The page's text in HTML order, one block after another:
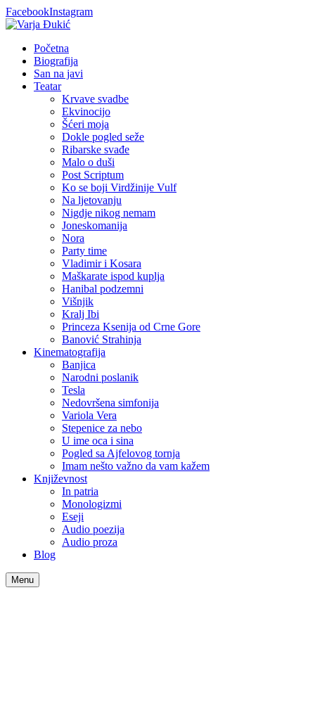
FacebookInstagram
Početna
Biografija
San na javi
Teatar
Krvave svadbe
Ekvinocijo
Šćeri moja
Dokle pogled seže
Ribarske svađe
Malo o duši
Post Scriptum
Ko se boji Virdžinije Vulf
Na ljetovanju
Nigdje nikog nemam
Joneskomanija
Nora
Party time
Vladimir i Kosara
Maškarate ispod kuplja
Hanibal podzemni
Višnjik
Kralj Ibi
Princeza Ksenija od Crne Gore
Banović Strahinja
Kinematografija
Banjica
Narodni poslanik
Tesla
Nedovršena simfonija
Variola Vera
Stepenice za nebo
U ime oca i sina
Pogled sa Ajfelovog tornja
Imam nešto važno da vam kažem
Književnost
In patria
Monologizmi
Eseji
Audio poezija
Audio proza
Blog
Menu